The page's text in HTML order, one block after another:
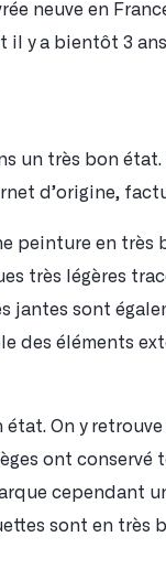
neuve en
il y a bientôt 3
un très bon
d’origine,
peinture en
très légères
jantes sont
des éléments
état. On y
ont
cependant
sont en